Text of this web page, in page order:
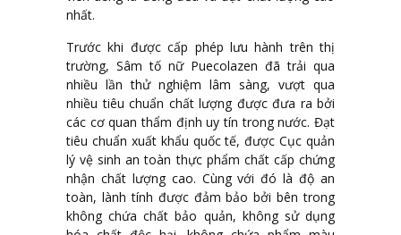
nhất.
Trước khi được cấp phép lưu hành trên thị
trường, Sâm tố nữ Puecolazen đã trải qua
nhiều lần thử nghiệm lâm sàng, vượt qua
nhiều tiêu chuẩn chất lượng được đưa ra bởi
các cơ quan thẩm định uy tín trong nước. Đạt
tiêu chuẩn xuất khẩu quốc tế, được Cục quản
lý vệ sinh an toàn thực phẩm chất cấp chứng
nhận chất lượng cao. Cùng với đó là độ an
toàn, lành tính được đảm bảo bởi bên trong
không chứa chất bảo quản, không sử dụng